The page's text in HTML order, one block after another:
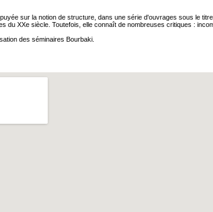
sur la notion de structure, dans une série d'ouvrages sous le titre
XXe siècle. Toutefois, elle connaît de nombreuses critiques :
des séminaires Bourbaki.